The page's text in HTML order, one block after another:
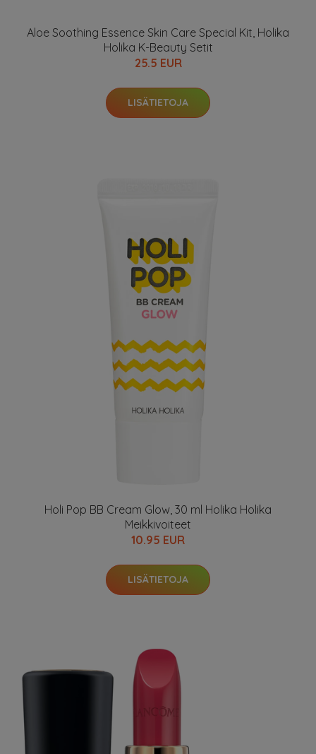
Aloe Soothing Essence Skin Care Special Kit, Holika
Holika K-Beauty Setit
25.5 EUR
LISÄTIETOJA
Holi Pop BB Cream Glow, 30 ml Holika Holika
Meikkivoiteet
10.95 EUR
LISÄTIETOJA